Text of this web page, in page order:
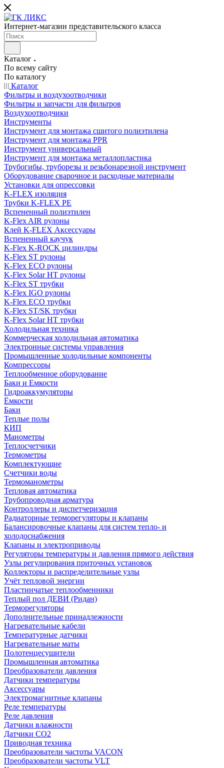
Интернет-магазин представительского класса
Каталог
По всему сайту
По каталогу
Каталог
Фильтры и воздухоотводчики
Фильтры и запчасти для фильтров
Воздухоотводчики
Инструменты
Инструмент для монтажа сшитого полиэтилена
Инструмент для монтажа PPR
Инструмент универсальный
Инструмент для монтажа металлопластика
Трубогибы, труборезы и резьбонарезной инструмент
Оборудование сварочное и расходные материалы
Установки для опрессовки
K-FLEX изоляция
Трубки K-FLEX PE
Вспененный полиэтилен
K-Flex AIR рулоны
Клей K-FLEX Аксессуары
Вспененный каучук
K-Flex K-ROCK цилиндры
K-Flex ST рулоны
K-Flex ECO рулоны
K-Flex Solar HT рулоны
K-Flex ST трубки
K-Flex IGO рулоны
K-Flex ECO трубки
K-Flex ST/SK трубки
K-Flex Solar HT трубки
Холодильная техника
Коммерческая холодильная автоматика
Электронные системы управления
Промышленные холодильные компоненты
Компрессоры
Теплообменное оборудование
Баки и Емкости
Гидроаккумуляторы
Ёмкости
Баки
Теплые полы
КИП
Манометры
Теплосчетчики
Термометры
Комплектующие
Счетчики воды
Термоманометры
Тепловая автоматика
Трубопроводная арматура
Контроллеры и диспетчеризация
Радиаторные терморегуляторы и клапаны
Балансировочные клапаны для систем тепло- и
холодоснабжения
Клапаны и электроприводы
Регуляторы температуры и давления прямого действия
Узлы регулирования приточных установок
Коллекторы и распределительные узлы
Учёт тепловой энергии
Пластинчатые теплообменники
Теплый пол ДЕВИ (Ридан)
Терморегуляторы
Дополнительные принадлежности
Нагревательные кабели
Температурные датчики
Нагревательные маты
Полотенцесушители
Промышленная автоматика
Преобразователи давления
Датчики температуры
Аксессуары
Электромагнитные клапаны
Реле температуры
Реле давления
Датчики влажности
Датчики CO2
Приводная техника
Преобразователи частоты VACON
Преобразователи частоты VLT